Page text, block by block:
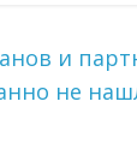
l
a
в
и
и
не